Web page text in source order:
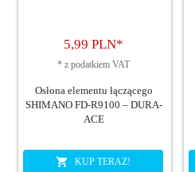
5,99 PLN*
* z podatkiem VAT
Osłona elementu łączącego
SHIMANO FD-R9100 – DURA-
ACE
KUP TERAZ!